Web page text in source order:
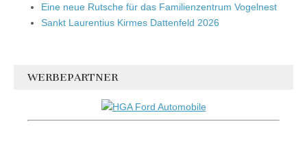
Eine neue Rutsche für das Familienzentrum Vogelnest
Sankt Laurentius Kirmes Dattenfeld 2026
WERBEPARTNER